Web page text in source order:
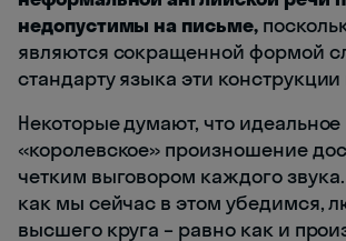
недопустимы на письме,
являются сокращенной формой
стандарту языка эти конструкции
Некоторые думают, что идеальное
«королевское» произношение
четким выговором каждого
как мы сейчас в этом убедимся,
высшего круга – равно как и